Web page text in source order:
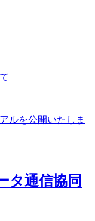
ルを公開いたしま